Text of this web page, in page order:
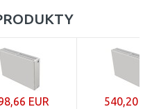
EUR 540,20